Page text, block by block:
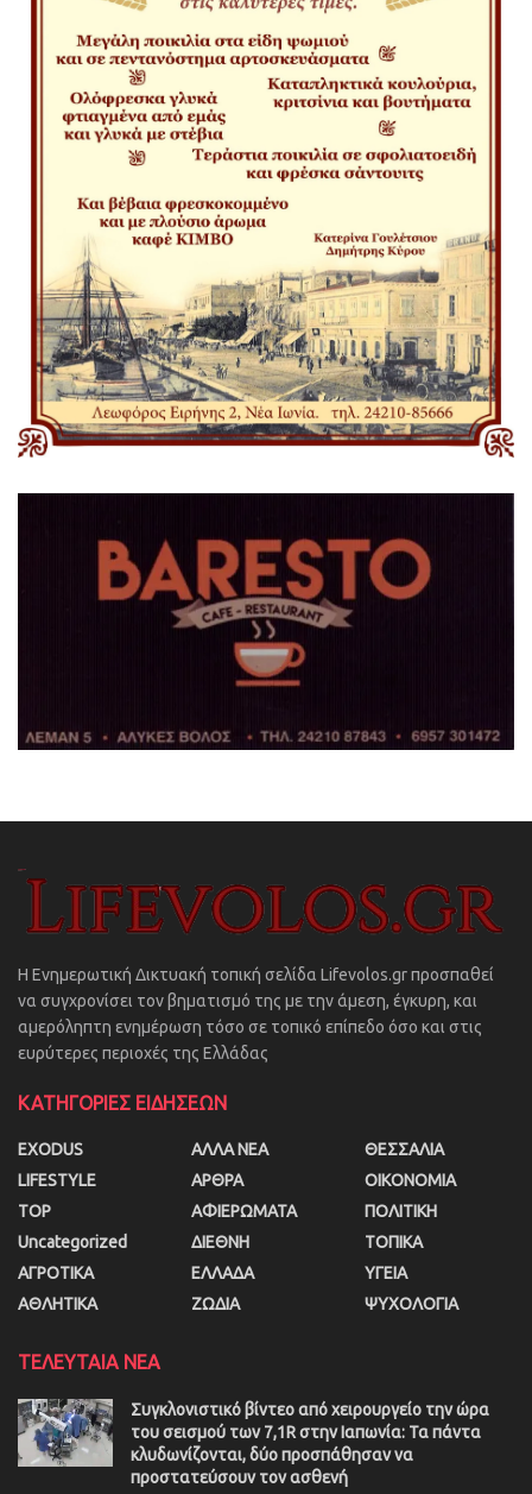
Η Ενημερωτική Δικτυακή τοπική σελίδα Lifevolos.gr προσπαθεί
να συγχρονίσει τον βηματισμό της με την άμεση, έγκυρη, και
αμερόληπτη ενημέρωση τόσο σε τοπικό επίπεδο όσο και στις
ευρύτερες περιοχές της Ελλάδας
ΚΑΤΗΓΟΡΙΕΣ ΕΙΔΗΣΕΩΝ
EXODUS
LIFESTYLE
TOP
Uncategorized
ΑΓΡΟΤΙΚΑ
ΑΘΛΗΤΙΚΑ
ΑΛΛΑ ΝΕΑ
ΑΡΘΡΑ
ΑΦΙΕΡΩΜΑΤΑ
ΔΙΕΘΝΗ
ΕΛΛΑΔΑ
ΖΩΔΙΑ
ΘΕΣΣΑΛΙΑ
ΟΙΚΟΝΟΜΙΑ
ΠΟΛΙΤΙΚΗ
ΤΟΠΙΚΑ
ΥΓΕΙΑ
ΨΥΧΟΛΟΓΙΑ
ΤΕΛΕΥΤΑΙΑ ΝΕΑ
Συγκλονιστικό βίντεο από χειρουργείο την ώρα
του σεισμού των 7,1R στην Ιαπωνία: Τα πάντα
κλυδωνίζονται, δύο προσπάθησαν να
προστατεύσουν τον ασθενή